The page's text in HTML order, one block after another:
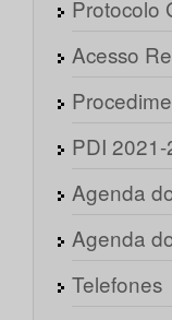
Protocolo
Acesso
PDI
Agenda
Agenda
Telefones